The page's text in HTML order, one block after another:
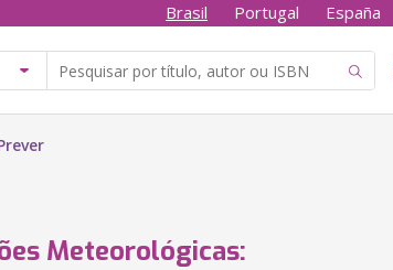
Brasil Portugal España
Meteorológicas: